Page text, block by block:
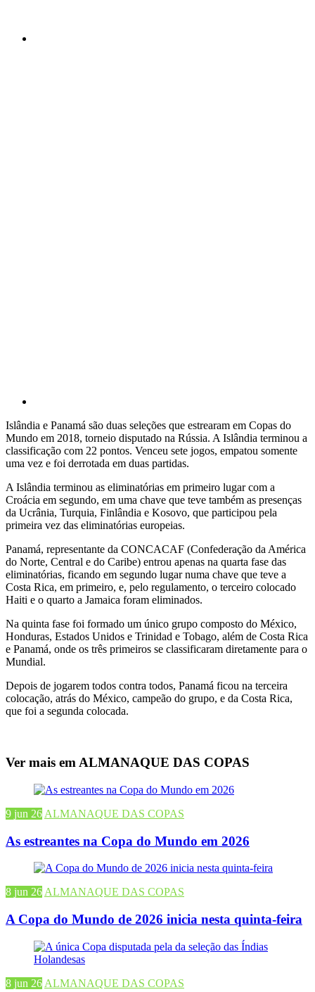
Islândia e Panamá são duas seleções que estrearam em Copas do
Mundo em 2018, torneio disputado na Rússia. A Islândia terminou a
classificação com 22 pontos. Venceu sete jogos, empatou somente
uma vez e foi derrotada em duas partidas.
A Islândia terminou as eliminatórias em primeiro lugar com a
Croácia em segundo, em uma chave que teve também as presenças
da Ucrânia, Turquia, Finlândia e Kosovo, que participou pela
primeira vez das eliminatórias europeias.
Panamá, representante da CONCACAF (Confederação da América
do Norte, Central e do Caribe) entrou apenas na quarta fase das
eliminatórias, ficando em segundo lugar numa chave que teve a
Costa Rica, em primeiro, e, pelo regulamento, o terceiro colocado
Haiti e o quarto a Jamaica foram eliminados.
Na quinta fase foi formado um único grupo composto do México,
Honduras, Estados Unidos e Trinidad e Tobago, além de Costa Rica
e Panamá, onde os três primeiros se classificaram diretamente para o
Mundial.
Depois de jogarem todos contra todos, Panamá ficou na terceira
colocação, atrás do México, campeão do grupo, e da Costa Rica,
que foi a segunda colocada.
Ver mais em ALMANAQUE DAS COPAS
9 jun 26 ALMANAQUE DAS COPAS
As estreantes na Copa do Mundo em 2026
8 jun 26 ALMANAQUE DAS COPAS
A Copa do Mundo de 2026 inicia nesta quinta-feira
8 jun 26 ALMANAQUE DAS COPAS